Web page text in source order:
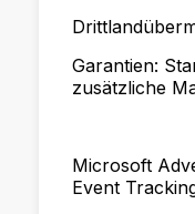
Garantien:
zusätzliche
Microsoft
Event